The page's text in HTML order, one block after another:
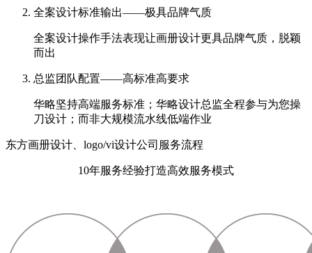
全案设计标准输出——极具品牌气质
全案设计操作手法表现让画册设计更具品牌气质，脱颖
而出
总监团队配置——高标准高要求
华略坚持高端服务标准；华略设计总监全程参与为您操
刀设计；而非大规模流水线低端作业
东方画册设计、logo/vi设计公司服务流程
10年服务经验打造高效服务模式